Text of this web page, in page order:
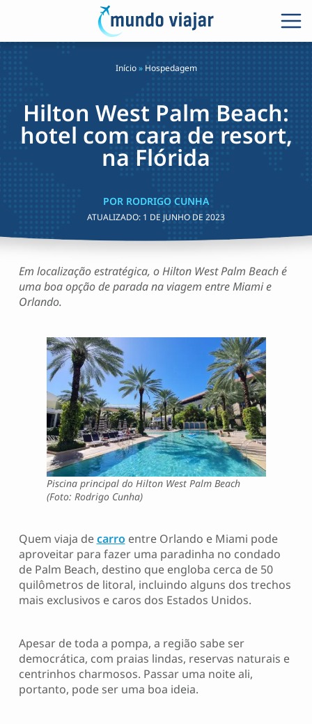
Início» Hospedagem
Hilton West Palm Beach:
hotel com cara de resort,
na Flórida
POR RODRIGO CUNHA
ATUALIZADO: 1 DE JUNHO DE 2023
Em localização estratégica, o Hilton West Palm Beach é
uma boa opção de parada na viagem entre Miami e
Orlando.
Piscina principal do Hilton West Palm Beach
(Foto: Rodrigo Cunha)
Quem viaja decarro entre Orlando e Miami pode
aproveitar para fazer uma paradinha no condado
de Palm Beach, destino que engloba cerca de 50
quilômetros de litoral, incluindo alguns dos trechos
mais exclusivos e caros dos Estados Unidos.
Apesar de toda a pompa, a região sabe ser
democrática, com praias lindas, reservas naturais e
centrinhos charmosos. Passar uma noite ali,
portanto, pode ser uma boa ideia.